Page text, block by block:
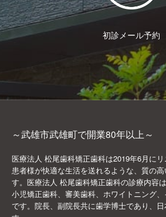
初診メール予約
～武雄市武雄町で開業80年以上～
医療法人 松尾歯科矯正歯科は2019年6月にリ
患者様が快適な生活を送れるような、質の
す。医療法人 松尾歯科矯正歯科の診療内容
小児矯正歯科、審美歯科、ホワイトニング
です。院長、副院長共に歯学博士であり、